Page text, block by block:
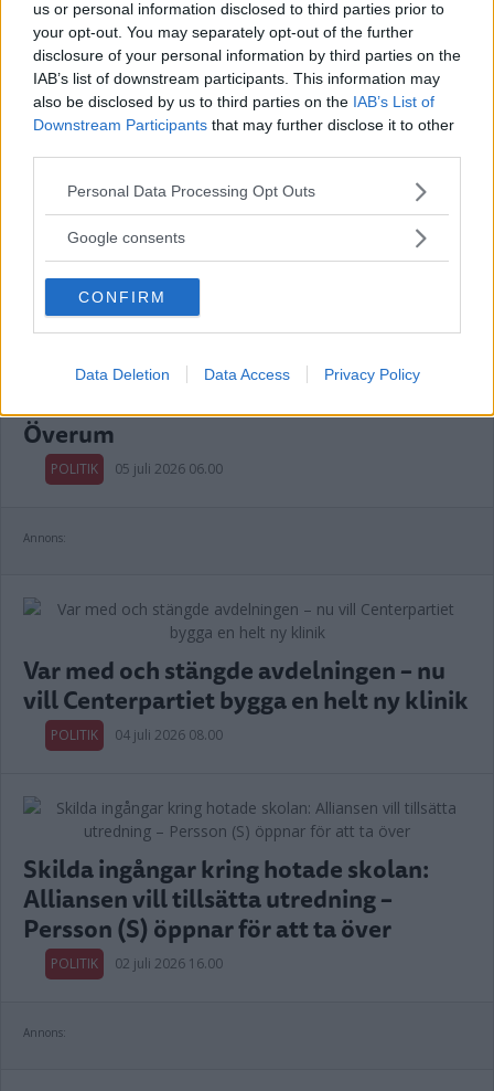
us or personal information disclosed to third parties prior to
your opt-out. You may separately opt-out of the further
disclosure of your personal information by third parties on the
IAB’s list of downstream participants. This information may
also be disclosed by us to third parties on the IAB’s List of
Downstream Participants that may further disclose it to other
Please note that this website/app uses one or more Google
not limited to your visit or usage behaviour. You may click to
use your data for below specified purposes in below Google
consent section.
Personal Data Processing Opt Outs
Google consents
CONFIRM
Data Deletion Data Access Privacy Policy
Politisk annons
Avsändare: Centerpartiet i Kalmar län
Läs mer här
Riksdagskandidaten vill se tidigare
insatser i skolan
POLITIK 17 juli 2026 04.00
Länets moderater höll val-kickoff i
Överum
POLITIK 05 juli 2026 06.00
Annons:
Var med och stängde avdelningen – nu
vill Centerpartiet bygga en helt ny klinik
POLITIK 04 juli 2026 08.00
Skilda ingångar kring hotade skolan:
Alliansen vill tillsätta utredning –
Persson (S) öppnar för att ta över
POLITIK 02 juli 2026 16.00
Annons: